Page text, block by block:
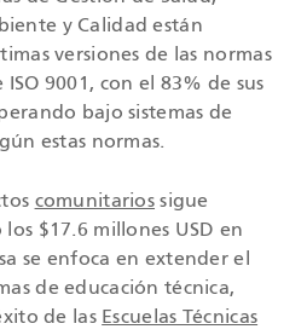
y Calidad están
versiones de las normas
ISO 9001, con el 83% de sus
bajo sistemas de
estas normas.
comunitarios sigue
$17.6 millones USD en
se enfoca en extender el
de educación técnica,
de las Escuelas Técnicas